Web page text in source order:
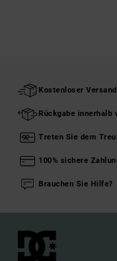
Kostenloser
Rückgabe innerhalb
Treten Sie dem
100% sichere
Brauchen Sie Hilfe?